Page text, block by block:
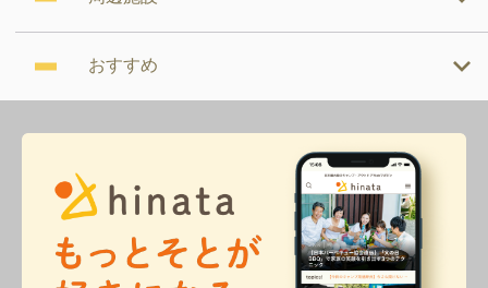
おすすめ